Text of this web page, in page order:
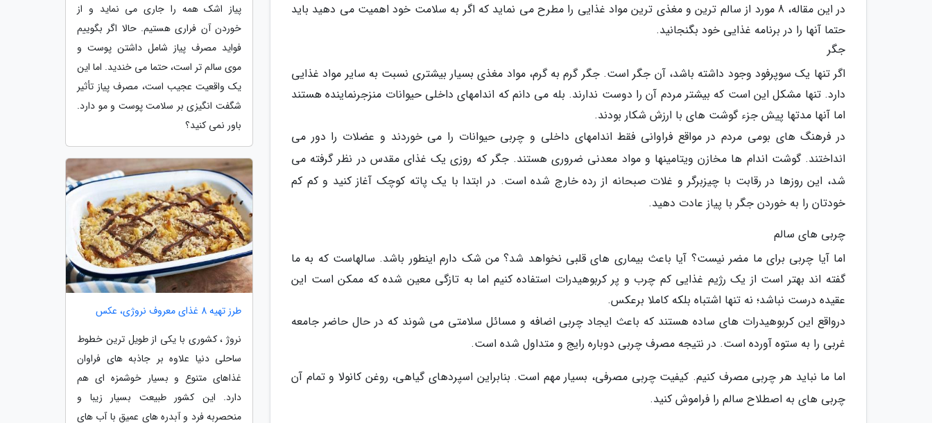
در این مقاله، 8 مورد از سالم ترین و مغذی ترین مواد غذایی را مطرح می نماید که اگر به سلامت خود اهمیت می دهید باید
حتما آنها را در برنامه غذایی خود بگنجانید.
جگر
اگر تنها یک سوپرفود وجود داشته باشد، آن جگر است. جگر گرم به گرم، مواد مغذی بسیار بیشتری نسبت به سایر مواد غذایی
دارد. تنها مشکل این است که بیشتر مردم آن را دوست ندارند. بله می دانم که اندامهای داخلی حیوانات منزجرنماینده هستند
اما آنها مدتها پیش جزء گوشت های با ارزش شکار بودند.
در فرهنگ های بومی مردم در مواقع فراوانی فقط اندامهای داخلی و چربی حیوانات را می خوردند و عضلات را دور می
انداختند. گوشت اندام ها مخازن ویتامینها و مواد معدنی ضروری هستند. جگر که روزی یک غذای مقدس در نظر گرفته می
شد، این روزها در رقابت با چیزبرگر و غلات صبحانه از رده خارج شده است. در ابتدا با یک پاته کوچک آغاز کنید و کم کم
خودتان را به خوردن جگر با پیاز عادت دهید.
چربی های سالم
اما آیا چربی برای ما مضر نیست؟ آیا باعث بیماری های قلبی نخواهد شد؟ من شک دارم اینطور باشد. سالهاست که به ما
گفته اند بهتر است از یک رژیم غذایی کم چرب و پر کربوهیدرات استفاده کنیم اما به تازگی معین شده که ممکن است این
عقیده درست نباشد؛ نه تنها اشتباه بلکه کاملا برعکس.
درواقع این کربوهیدرات های ساده هستند که باعث ایجاد چربی اضافه و مسائل سلامتی می شوند که در حال حاضر جامعه
غربی را به ستوه آورده است. در نتیجه مصرف چربی دوباره رایج و متداول شده است.
اما ما نباید هر چربی مصرف کنیم. کیفیت چربی مصرفی، بسیار مهم است. بنابراین اسپردهای گیاهی، روغن کانولا و تمام آن
چربی های به اصطلاح سالم را فراموش کنید.
پیاز اشک همه را جاری می نماید و از
خوردن آن فراری هستیم. حالا اگر بگوییم
فواید مصرف پیاز شامل داشتن پوست و
موی سالم تر است، حتما می خندید. اما این
یک واقعیت عجیب است، مصرف پیاز تأثیر
شگفت انگیزی بر سلامت پوست و مو دارد.
باور نمی کنید؟
طرز تهیه 8 غذای معروف نروژی، عکس
نروژ ، کشوری با یکی از طویل ترین خطوط
ساحلی دنیا علاوه بر جاذبه های فراوان
غذاهای متنوع و بسیار خوشمزه ای هم
دارد. این کشور طبیعت بسیار زیبا و
منحصربه فرد و آبدره های عمیق با آب های